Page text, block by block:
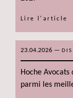
Lire l'article
23.04.2026 —
Hoche
parmi les